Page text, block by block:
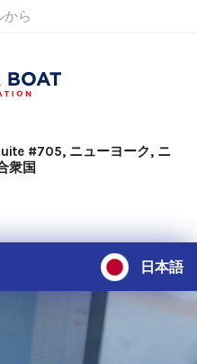
ら
#705, ニューヨーク, ニ
衆国
日本語